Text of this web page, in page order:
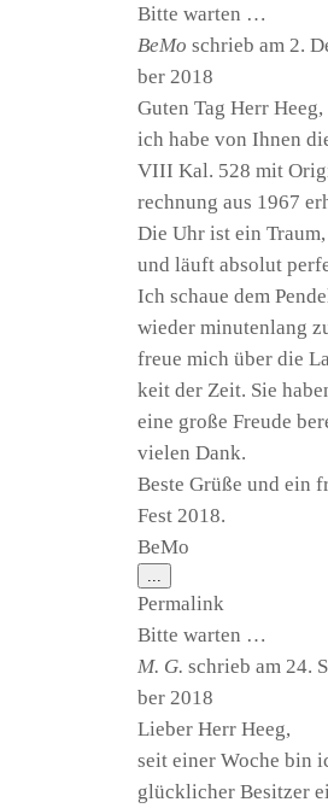
Bit­te warten …
BeMo schrieb am 2.
ber 2018
Guten Tag Herr Heeg,
ich habe von Ihnen
VIII Kal. 528 mit
rech­nung aus 1967
Die Uhr ist ein
und läuft abso­lut
Ich schaue dem
wie­der minu­ten­lang
freue mich über die
keit der Zeit. Sie
eine gro­ße Freu­de
vie­len Dank.
Bes­te Grü­ße und ein
Fest 2018.
BeMo
...
Metabox
ein-/ausblenden.
Per­ma­link
Bit­te warten …
M. G. schrieb am 24.
ber 2018
Lie­ber Herr Heeg,
seit einer Woche bin
glück­li­cher Besit­zer